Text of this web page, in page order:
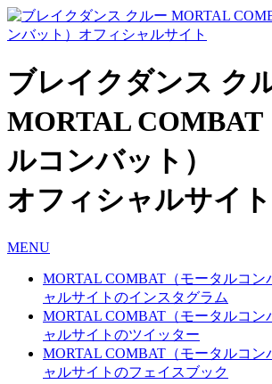
ブレイクダンス ク
MORTAL COMBAT
ルコンバット）
オフィシャルサイト
MENU
MORTAL COMBAT（モータルコン
ャルサイトのインスタグラム
MORTAL COMBAT（モータルコン
ャルサイトのツイッター
MORTAL COMBAT（モータルコン
ャルサイトのフェイスブック